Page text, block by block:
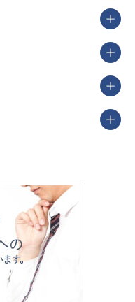
茨城県
長野県
奈良県
和歌山県
広島県
高知県
キング
功させる方法
短距離の学力
アル